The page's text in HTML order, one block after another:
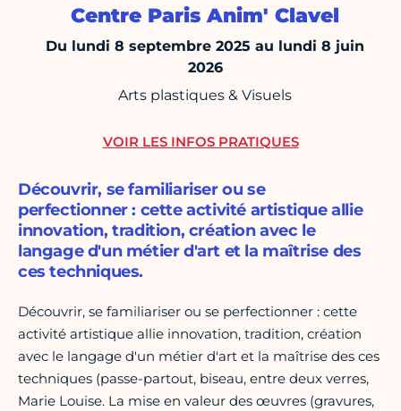
Centre Paris Anim' Clavel
Du lundi 8 septembre 2025 au lundi 8 juin
2026
Arts plastiques & Visuels
Découvrir, se familiariser ou se
perfectionner : cette activité artistique allie
innovation, tradition, création avec le
langage d'un métier d'art et la maîtrise des
ces techniques.
Découvrir, se familiariser ou se perfectionner : cette
activité artistique allie innovation, tradition, création
avec le langage d'un métier d'art et la maîtrise des ces
techniques (passe-partout, biseau, entre deux verres,
Marie Louise. La mise en valeur des œuvres (gravures,
VOIR LES INFOS PRATIQUES